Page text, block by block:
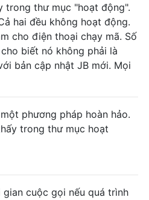
trong thư mục "hoạt động".
hai đều không hoạt động.
cho điện thoại chạy mã. Số
biết nó không phải là
bản cập nhật JB mới. Mọi
phương pháp hoàn hảo.
trong thư mục hoạt
cuộc gọi nếu quá trình